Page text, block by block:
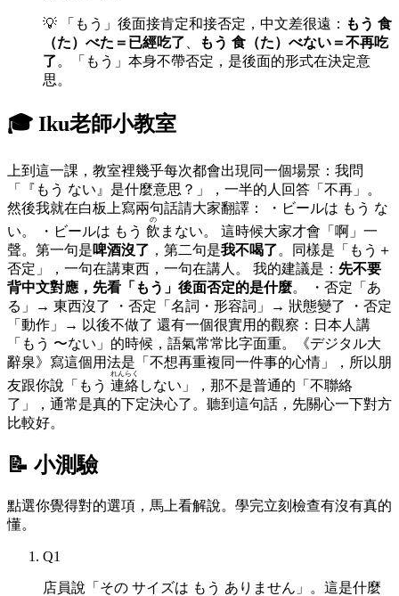
💡 「もう」後面接肯定和接否定，中文差很遠： もう 食
（た）べた＝已經吃了
もう 食（た）べない＝不再吃
了。「もう」本身不帶否定，是後面的形式在決定意
思。
🎓 Iku老師小教室
上到這一課，教室裡幾乎每次都會出現同一個場景：我問
「『もう ない』是什麼意思？」，一半的人回答「不再」。
然後我就在白板上寫兩句話請大家翻譯： ・ビールは もう な
い。 ・ビールは もう 飲
の
まない。 這時候大家才會「啊」一
聲。第一句是啤酒沒了 ，第二句是我不喝了。同樣是「もう＋
否定」，一句在講東西，一句在講人。 我的建議是： 先不要
背中文對應，先看「もう」後面否定的是什麼。 ・否定「あ
る」→ 東西沒了 ・否定「名詞・形容詞」→ 狀態變了 ・否定
「動作」→ 以後不做了 還有一個很實用的觀察：日本人講
「もう 〜ない」的時候，語氣常常比字面重。《デジタル大
辭泉》寫這個用法是「不想再重複同一件事的心情」，所以朋
友跟你說「もう 連絡
れんらく
しない」，那不是普通的「不聯絡
了」，通常是真的下定決心了。聽到這句話，先關心一下對方
比較好。
📝 小測驗
點選你覺得對的選項，馬上看解說。學完立刻檢查有沒有真的
懂。
Q1
店員說「その サイズは もう ありません」。這是什麼